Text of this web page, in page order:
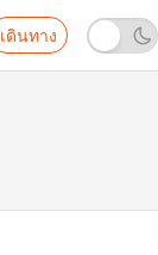
เดินทาง